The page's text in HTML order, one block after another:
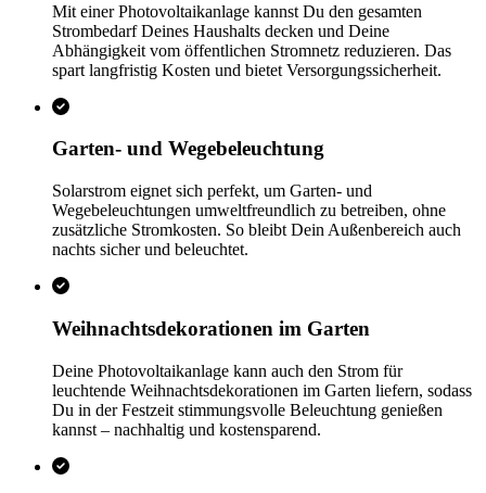
Mit einer Photovoltaikanlage kannst Du den gesamten
Strombedarf Deines Haushalts decken und Deine
Abhängigkeit vom öffentlichen Stromnetz reduzieren. Das
spart langfristig Kosten und bietet Versorgungssicherheit.
Garten- und Wegebeleuchtung
Solarstrom eignet sich perfekt, um Garten- und
Wegebeleuchtungen umweltfreundlich zu betreiben, ohne
zusätzliche Stromkosten. So bleibt Dein Außenbereich auch
nachts sicher und beleuchtet.
Weihnachtsdekorationen im Garten
Deine Photovoltaikanlage kann auch den Strom für
leuchtende Weihnachtsdekorationen im Garten liefern, sodass
Du in der Festzeit stimmungsvolle Beleuchtung genießen
kannst – nachhaltig und kostensparend.